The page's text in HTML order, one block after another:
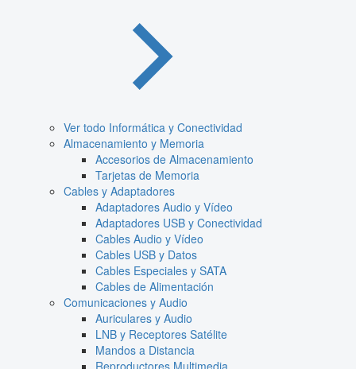
Ver todo Informática y Conectividad
Almacenamiento y Memoria
Accesorios de Almacenamiento
Tarjetas de Memoria
Cables y Adaptadores
Adaptadores Audio y Vídeo
Adaptadores USB y Conectividad
Cables Audio y Vídeo
Cables USB y Datos
Cables Especiales y SATA
Cables de Alimentación
Comunicaciones y Audio
Auriculares y Audio
LNB y Receptores Satélite
Mandos a Distancia